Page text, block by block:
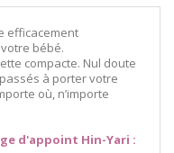
efficacement
bébé.
compacte. Nul doute
à porter votre
où, n’importe
d'appoint Hin-Yari :